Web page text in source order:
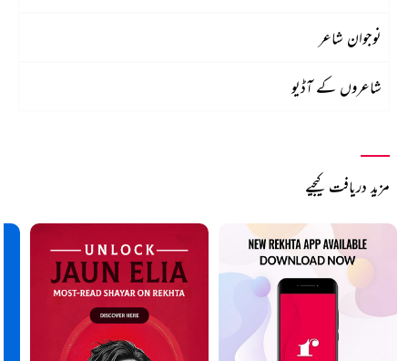
نوجوان شاعر
شاعروں کے آڈیو
مزید دریافت کیجیے